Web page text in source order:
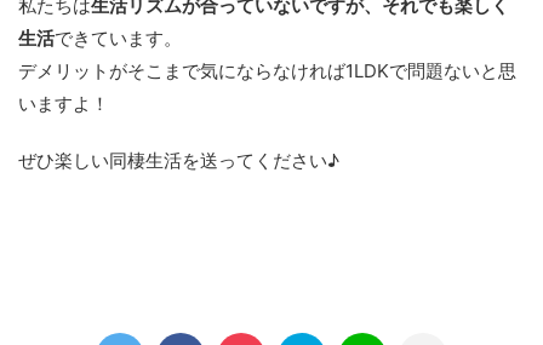
私たちは生活リズムが合っていないですが、それでも楽しく
生活できています。
デメリットがそこまで気にならなければ1LDKで問題ないと思
いますよ！
ぜひ楽しい同棲生活を送ってください♪